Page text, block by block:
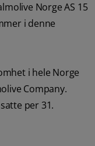
AV MUNNHELSE
AV PRODUKTER
FOR FAGFOLK
NO (NB)
Norge AS 15
i denne
i hele Norge
Company.
per 31.